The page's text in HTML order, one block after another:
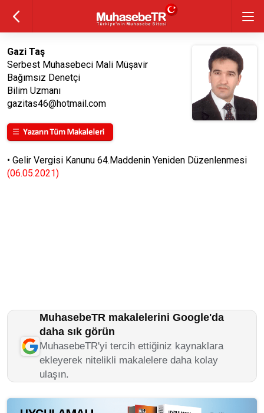
Gazi Taş
Serbest Muhasebeci Mali Müşavir
Bağımsız Denetçi
Bilim Uzmanı
gazitas46@hotmail.com
• Gelir Vergisi Kanunu 64.Maddenin Yeniden Düzenlenmesi
(06.05.2021)
MuhasebeTR makalelerini Google'da
daha sık görün
MuhasebeTR'yi tercih ettiğiniz kaynaklara
ekleyerek nitelikli makalelere daha kolay
ulaşın.